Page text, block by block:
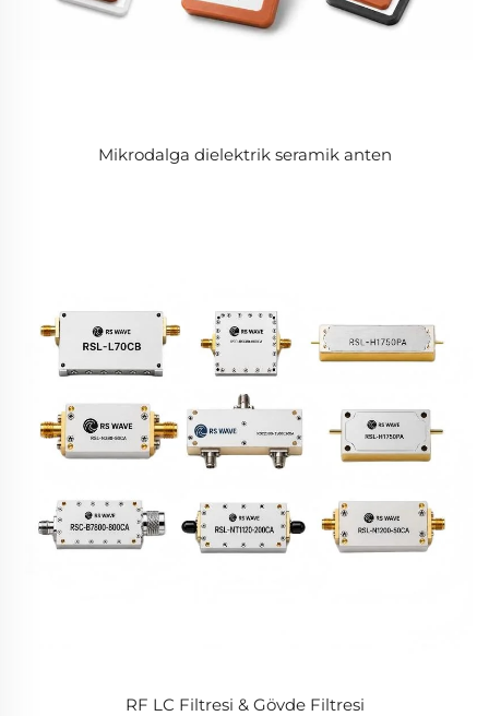
Mikrodalga dielektrik seramik anten
RF LC Filtresi & Gövde Filtresi